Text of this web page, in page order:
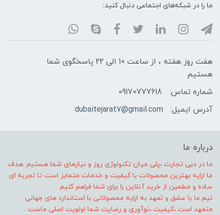
ما را در شبکه‌های اجتماعی دنبال کنید:
هفت روز هفته ، از ساعت 10 الی 22 پاسخگوی شما
هستیم
شماره تماس:
09170777618
آدرس ایمیل:
dubaitejarat7@gmail.com
درباره ما
ما در دبی تجارت ،پلی میان تکنولوژی روز و نیازهای شما هستیم .هدف
ما ارایه بهترین محصولات با کیفیت و خدمات متمایز است تا تجربه ای
ساده و مطمین از خرید آنلاین را برای شما فراهم کنیم
تیم ما با عشق و تعهد به ارایه محصولاتی با استاندارد های جهانی
متعهد است ،کیفیت ،نوآوری و رضایت شما اولویت اصلی ماست .